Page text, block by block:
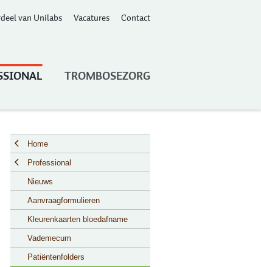
van Unilabs Vacatures Contact
TROMBOSEZORG
Home
Professional
Nieuws
Aanvraagformulieren
Kleurenkaarten bloedafname
Vademecum
Patiëntenfolders